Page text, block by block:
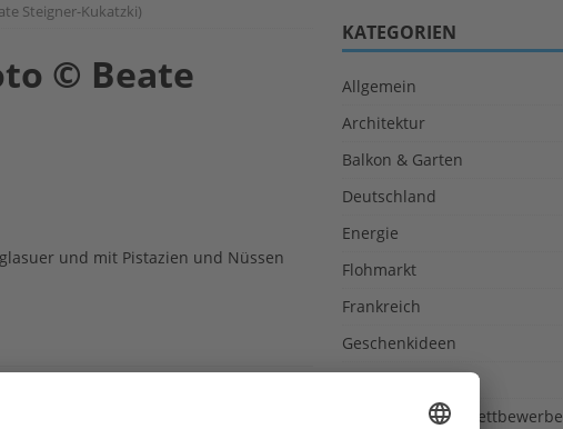
an der Töpferscheibe in Schifferstadt
Landwirtschaft?
Limburgerhof
Erntemilben) sind unterwegs: Das große
Steigner-Kukatzki)
© Beate
und mit Pistazien und Nüssen
KATEGORIEN
Allgemein
Architektur
Balkon & Garten
Deutschland
Energie
Flohmarkt
Frankreich
Geschenkideen
Gewinnspiele & Wettbewerbe